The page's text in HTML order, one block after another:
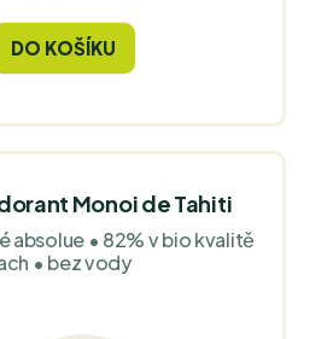
holení. Jemná květinová
a vanilky působí
i pro citlivou
DO KOŠÍKU
Monoi de Tahiti
absolue • 82% v bio kvalitě
• bez vody